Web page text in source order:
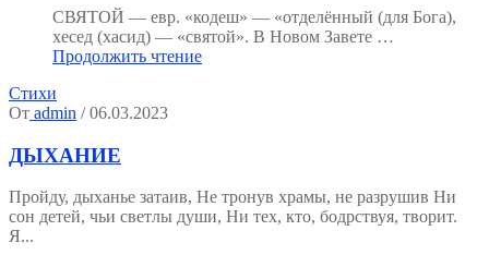
культуры"
СВЯТОЙ — евр. «кодеш» — «отделённый (для Бога),
хесед (хасид) — «святой». В Новом Завете …
Продолжить чтение"ЭКСПЕРТИЗА
Стихи
От admin / 06.03.2023
ДЫХАНИЕ
Пройду, дыханье затаив, Не тронув храмы, не разрушив Ни
сон детей, чьи светлы души, Ни тех, кто, бодрствуя, творит.
Я...